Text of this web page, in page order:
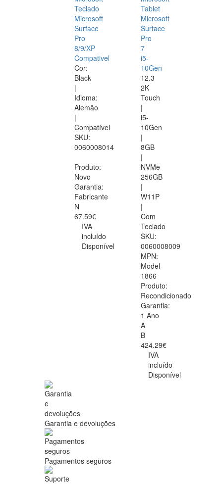
Teclado
Microsoft
Surface
Pro
8/9/XP
Compativel
Cor:
Black
|
Idioma:
Alemão
|
Compatível
SKU:
0060008014
Produto:
Novo
Garantia:
Fabricante
N
67.59€
IVA
incluído
Disponível
Tablet
Microsoft
Surface
Pro
7
i5-
10Gen
12.3
2K
Touch
|
i5-
10Gen
|
8GB
|
NVMe
256GB
|
W11P
|
Com
Teclado
SKU:
0060008009
MPN:
Model
1866
Produto:
Recondicionado
Garantia:
1 Ano
A
B
424.29€
IVA
incluído
Disponível
Garantia e devoluções
Pagamentos seguros